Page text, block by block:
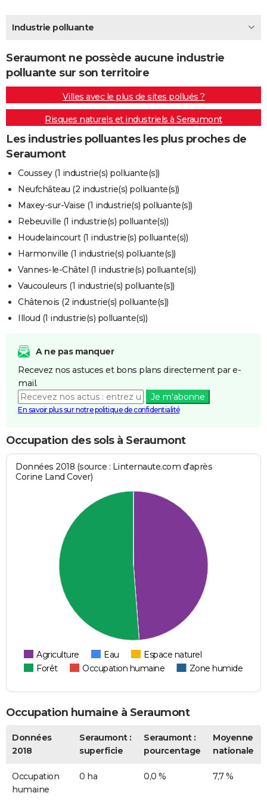
BONS PLANS
CARTE DE VOEUX
Carte de Noël
Carte Bonne année
Carte Saint-Valentin
Carte Pâques
Carte d'anniversaire
DICTIONNAIRE
Dictionnaire
Biographies
Citations
Expressions
Proverbes
PROGRAMME TV
COPAINS D'AVANT
Se connecter
Entreprises
Service militaire
Avis de recherche
AVIS DE DÉCÈS
FORUM
Industrie polluante
Seraumont ne possède aucune industrie
polluante sur son territoire
Villes avec le plus de sites pollués ?
Risques naturels et industriels à Seraumont
Les industries polluantes les plus proches de
Seraumont
Coussey (1 industrie(s) polluante(s))
Neufchâteau (2 industrie(s) polluante(s))
Maxey-sur-Vaise (1 industrie(s) polluante(s))
Rebeuville (1 industrie(s) polluante(s))
Houdelaincourt (1 industrie(s) polluante(s))
Harmonville (1 industrie(s) polluante(s))
Vannes-le-Châtel (1 industrie(s) polluante(s))
Vaucouleurs (1 industrie(s) polluante(s))
Châtenois (2 industrie(s) polluante(s))
Illoud (1 industrie(s) polluante(s))
A ne pas manquer
Recevez nos astuces et bons plans directement par e-
mail.
Je m'abonne
En savoir plus sur notre politique de confidentialité
Occupation des sols à Seraumont
Données 2018 (source : Linternaute.com d'après
Corine Land Cover)
Agriculture Eau
Espace naturel
Forêt
Occupation humaine Zone humide
Occupation humaine à Seraumont
Données
2018
Seraumont :
superficie
Seraumont :
pourcentage
Moyenne
nationale
Occupation
humaine
0 ha 0,0 % 7,7 %